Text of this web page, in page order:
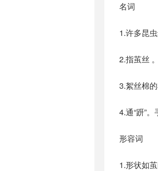
名词
1.许多昆
2.指茧丝 。
3.絮丝棉
4.通“趼”
形容词
1.形状如茧